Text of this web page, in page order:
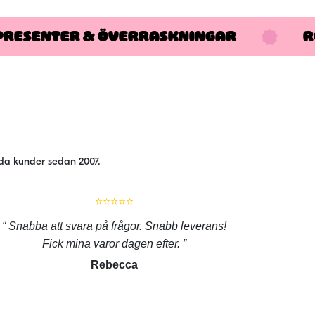
& ÖVERRASKNINGAR
kunder sedan 2007.
⭐⭐⭐⭐⭐
Snabba att svara på frågor. Snabb leverans!
Fick mina varor dagen efter.
Rebecca